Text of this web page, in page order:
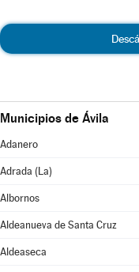
Municipios de Ávila
Adanero
Adrada (La)
Albornos
Aldeanueva de Santa Cruz
Aldeaseca